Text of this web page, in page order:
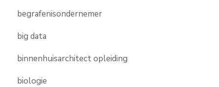
begrafenisondernemer
big data
binnenhuisarchitect opleiding
biologie